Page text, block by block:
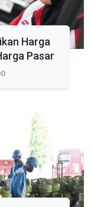
Harga
Pasar